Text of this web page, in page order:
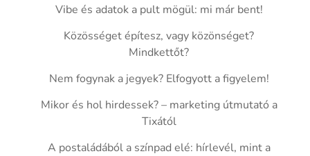
Vibe és adatok a pult mögül: mi már bent!
Közösséget építesz, vagy közönséget?
Mindkettőt?
Nem fogynak a jegyek? Elfogyott a figyelem!
Mikor és hol hirdessek? – marketing útmutató a
Tixától
A postaládából a színpad elé: hírlevél, mint a